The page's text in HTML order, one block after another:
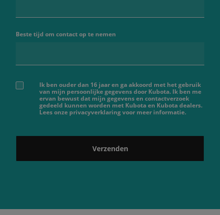
Beste tijd om contact op te nemen
Ik ben ouder dan 16 jaar en ga akkoord met het gebruik
van mijn persoonlijke gegevens door Kubota. Ik ben me
ervan bewust dat mijn gegevens en contactverzoek
gedeeld kunnen worden met Kubota en Kubota dealers.
Lees onze privacyverklaring voor meer informatie.
Verzenden